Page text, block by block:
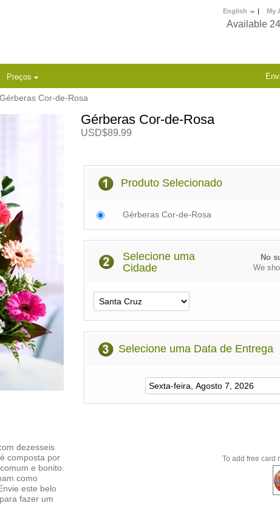
English | My
Available
Preços
Cor-de-Rosa
dezesseis
composta por
e bonito.
como
este belo
fazer um
Gérberas Cor-de-Rosa
USD$89.99
Produto Selecionado
Gérberas Cor-de-Rosa
Selecione uma
Cidade
No
We
Selecione uma Data de Entrega
To add free card